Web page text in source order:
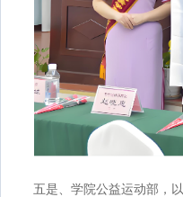
五是、学院公益运动部，